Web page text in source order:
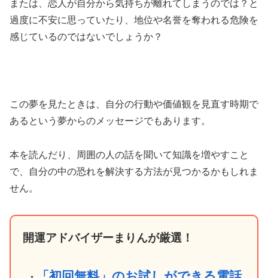
または、恋人が自分から気持ちが離れてしまうのでは？と
過度に不安に思っていたり、地位や名誉を奪われる危険を
感じているのではないでしょうか？
この夢を見たときは、自分の行動や価値観を見直す時期で
あるという夢からのメッセージでもあります。
本を読んだり、周囲の人の話を聞いて知識を増やすこと
で、自分の中の恐れを解決する方法が見つかるかもしれま
せん。
開運アドバイザーまりんが厳選！